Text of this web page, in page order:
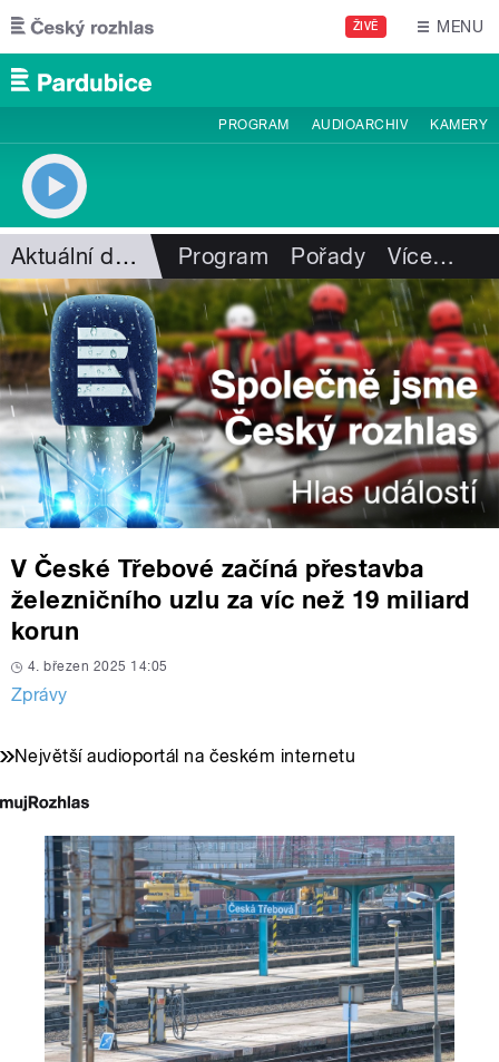
Přejít k hlavnímu obsahu
ŽIVĚ MENU
PROGRAM AUDIOARCHIV KAMERY
Aktuální dění Program Pořady Více…
V České Třebové začíná přestavba
železničního uzlu za víc než 19 miliard
korun
4. březen 2025 14:05
Zprávy
Největší audioportál na českém internetu